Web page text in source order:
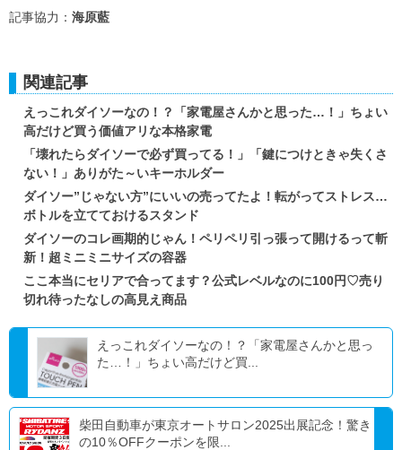
記事協力： 海原藍
関連記事
えっこれダイソーなの！？「家電屋さんかと思った…！」ちょい
高だけど買う価値アリな本格家電
「壊れたらダイソーで必ず買ってる！」「鍵につけときゃ失くさ
ない！」ありがた～いキーホルダー
ダイソー”じゃない方”にいいの売ってたよ！転がってストレス…
ボトルを立てておけるスタンド
ダイソーのコレ画期的じゃん！ペリペリ引っ張って開けるって斬
新！超ミニミニサイズの容器
ここ本当にセリアで合ってます？公式レベルなのに100円♡売り
切れ待ったなしの高見え商品
えっこれダイソーなの！？「家電屋さんかと思っ
た…！」ちょい高だけど買...
柴田自動車が東京オートサロン2025出展記念！驚き
の10％OFFクーポンを限...